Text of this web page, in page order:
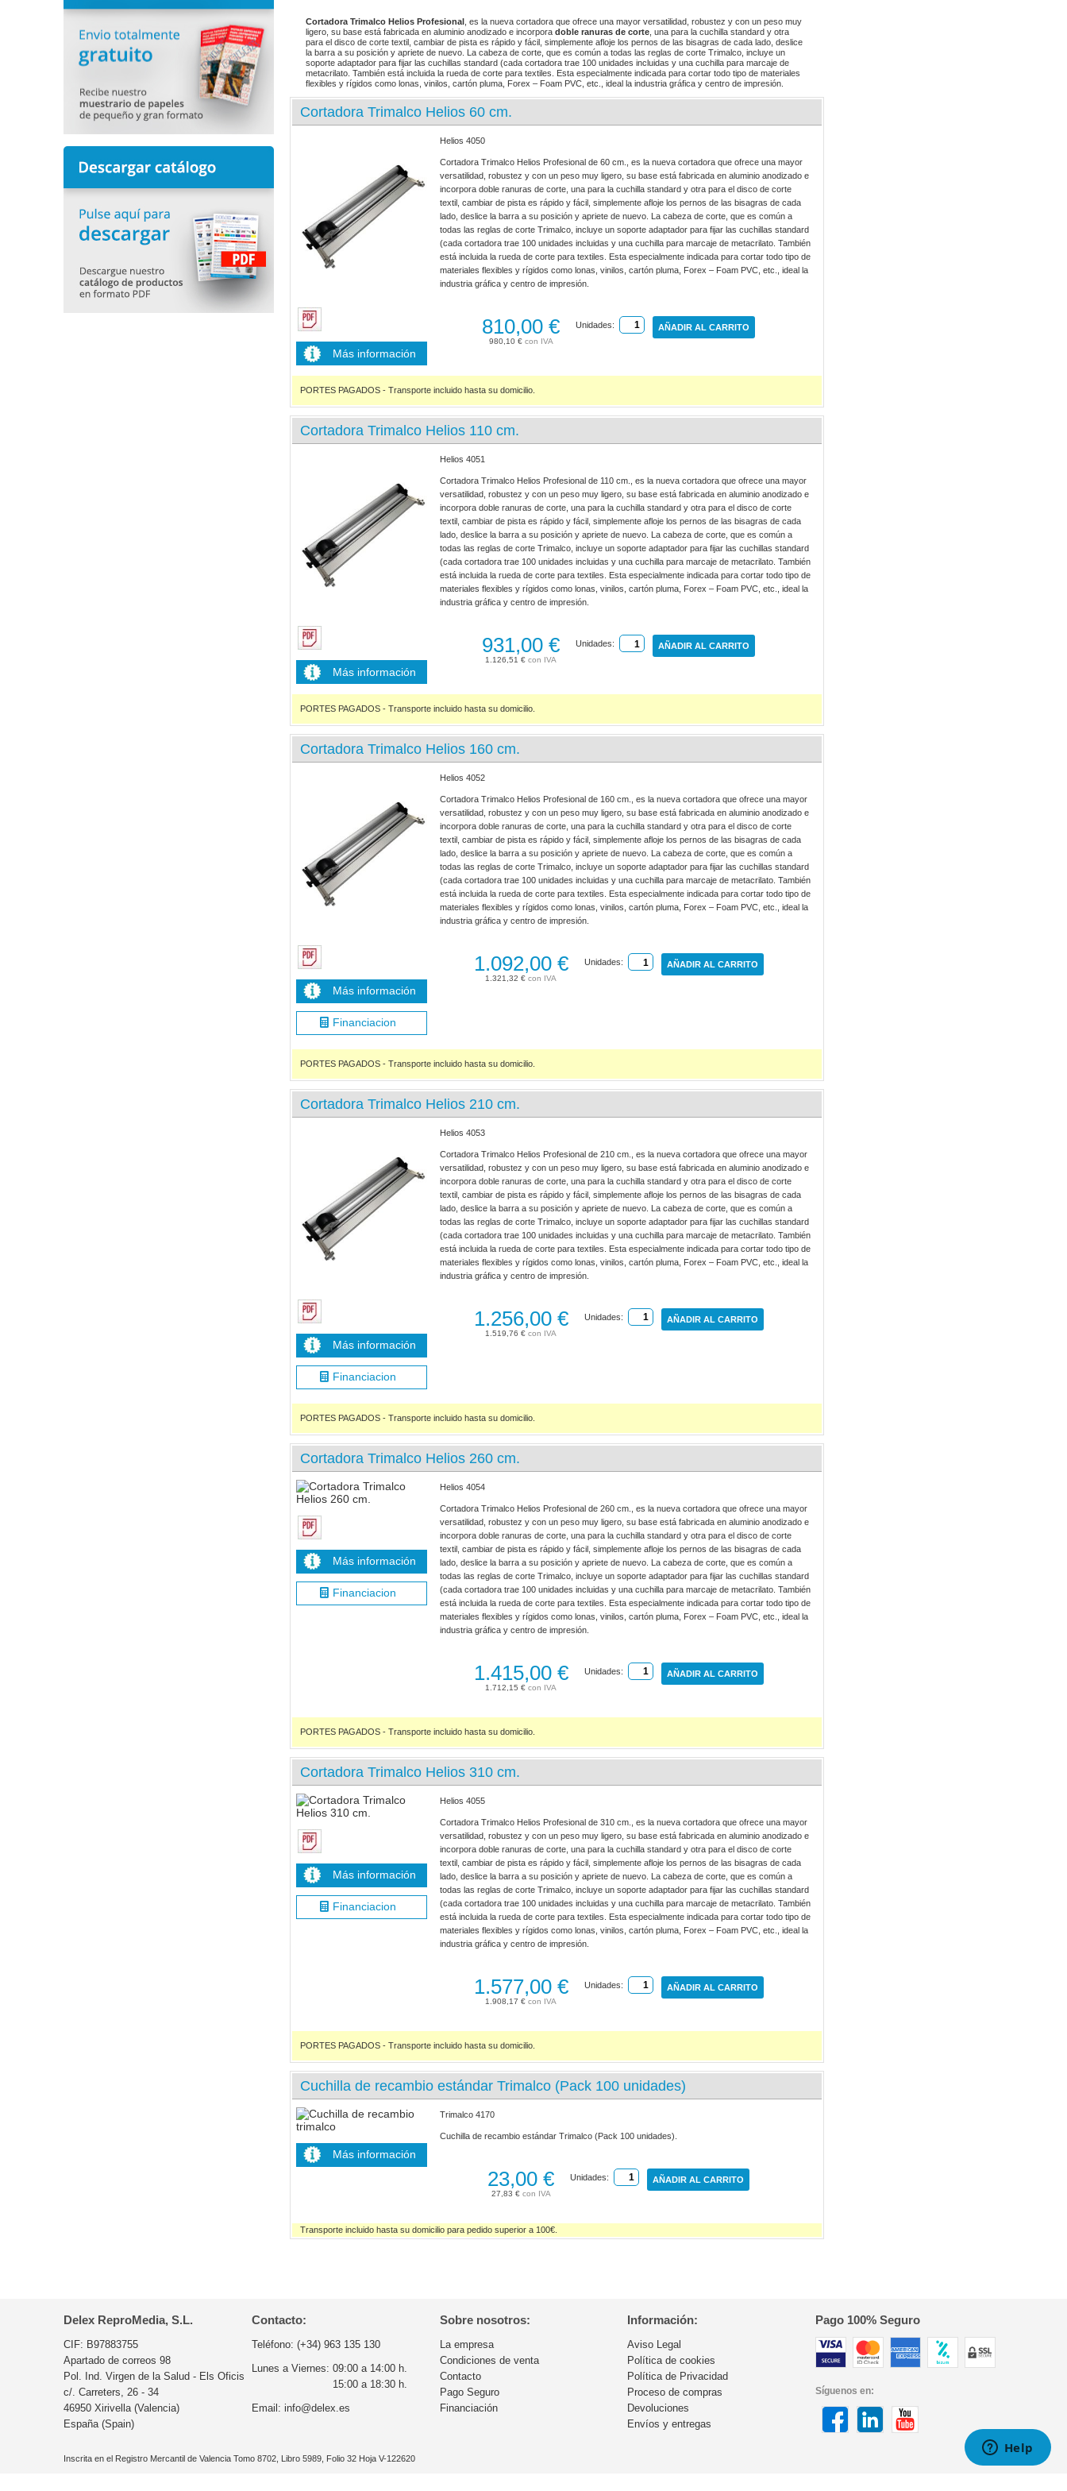
Cortadora Trimalco Helios Profesional , es la nueva cortadora que ofrece una mayor versatilidad, robustez y con un peso muy
ligero, su base está fabricada en aluminio anodizado e incorporadoble ranuras de corte , una para la cuchilla standard y otra
para el disco de corte textil, cambiar de pista es rápido y fácil, simplemente afloje los pernos de las bisagras de cada lado, deslice
la barra a su posición y apriete de nuevo. La cabeza de corte, que es común a todas las reglas de corte Trimalco, incluye un
soporte adaptador para fijar las cuchillas standard (cada cortadora trae 100 unidades incluidas y una cuchilla para marcaje de
metacrilato. También está incluida la rueda de corte para textiles. Esta especialmente indicada para cortar todo tipo de materiales
flexibles y rígidos como lonas, vinilos, cartón pluma, Forex – Foam PVC, etc., ideal la industria gráfica y centro de impresión.
Cortadora Trimalco Helios 60 cm.
Más información
Helios 4050
Cortadora Trimalco Helios Profesional de 60 cm., es la nueva cortadora que ofrece una mayor
versatilidad, robustez y con un peso muy ligero, su base está fabricada en aluminio anodizado e
incorpora doble ranuras de corte, una para la cuchilla standard y otra para el disco de corte
textil, cambiar de pista es rápido y fácil, simplemente afloje los pernos de las bisagras de cada
lado, deslice la barra a su posición y apriete de nuevo. La cabeza de corte, que es común a
todas las reglas de corte Trimalco, incluye un soporte adaptador para fijar las cuchillas standard
(cada cortadora trae 100 unidades incluidas y una cuchilla para marcaje de metacrilato. También
está incluida la rueda de corte para textiles. Esta especialmente indicada para cortar todo tipo de
materiales flexibles y rígidos como lonas, vinilos, cartón pluma, Forex – Foam PVC, etc., ideal la
industria gráfica y centro de impresión.
980,10 €
810,00 € Unidades: AÑADIR AL CARRITO
PORTES PAGADOS - Transporte incluido hasta su domicilio.
Cortadora Trimalco Helios 110 cm.
Más información
Helios 4051
Cortadora Trimalco Helios Profesional de 110 cm., es la nueva cortadora que ofrece una mayor
versatilidad, robustez y con un peso muy ligero, su base está fabricada en aluminio anodizado e
incorpora doble ranuras de corte, una para la cuchilla standard y otra para el disco de corte
textil, cambiar de pista es rápido y fácil, simplemente afloje los pernos de las bisagras de cada
lado, deslice la barra a su posición y apriete de nuevo. La cabeza de corte, que es común a
todas las reglas de corte Trimalco, incluye un soporte adaptador para fijar las cuchillas standard
(cada cortadora trae 100 unidades incluidas y una cuchilla para marcaje de metacrilato. También
está incluida la rueda de corte para textiles. Esta especialmente indicada para cortar todo tipo de
materiales flexibles y rígidos como lonas, vinilos, cartón pluma, Forex – Foam PVC, etc., ideal la
industria gráfica y centro de impresión.
1.126,51 €
931,00 € Unidades: AÑADIR AL CARRITO
PORTES PAGADOS - Transporte incluido hasta su domicilio.
Cortadora Trimalco Helios 160 cm.
Más información
Financiacion
Helios 4052
Cortadora Trimalco Helios Profesional de 160 cm., es la nueva cortadora que ofrece una mayor
versatilidad, robustez y con un peso muy ligero, su base está fabricada en aluminio anodizado e
incorpora doble ranuras de corte, una para la cuchilla standard y otra para el disco de corte
textil, cambiar de pista es rápido y fácil, simplemente afloje los pernos de las bisagras de cada
lado, deslice la barra a su posición y apriete de nuevo. La cabeza de corte, que es común a
todas las reglas de corte Trimalco, incluye un soporte adaptador para fijar las cuchillas standard
(cada cortadora trae 100 unidades incluidas y una cuchilla para marcaje de metacrilato. También
está incluida la rueda de corte para textiles. Esta especialmente indicada para cortar todo tipo de
materiales flexibles y rígidos como lonas, vinilos, cartón pluma, Forex – Foam PVC, etc., ideal la
industria gráfica y centro de impresión.
1.321,32 €
1.092,00 € Unidades: AÑADIR AL CARRITO
PORTES PAGADOS - Transporte incluido hasta su domicilio.
Cortadora Trimalco Helios 210 cm.
Más información
Financiacion
Helios 4053
Cortadora Trimalco Helios Profesional de 210 cm., es la nueva cortadora que ofrece una mayor
versatilidad, robustez y con un peso muy ligero, su base está fabricada en aluminio anodizado e
incorpora doble ranuras de corte, una para la cuchilla standard y otra para el disco de corte
textil, cambiar de pista es rápido y fácil, simplemente afloje los pernos de las bisagras de cada
lado, deslice la barra a su posición y apriete de nuevo. La cabeza de corte, que es común a
todas las reglas de corte Trimalco, incluye un soporte adaptador para fijar las cuchillas standard
(cada cortadora trae 100 unidades incluidas y una cuchilla para marcaje de metacrilato. También
está incluida la rueda de corte para textiles. Esta especialmente indicada para cortar todo tipo de
materiales flexibles y rígidos como lonas, vinilos, cartón pluma, Forex – Foam PVC, etc., ideal la
industria gráfica y centro de impresión.
1.519,76 €
1.256,00 € Unidades: AÑADIR AL CARRITO
PORTES PAGADOS - Transporte incluido hasta su domicilio.
Cortadora Trimalco Helios 260 cm.
Más información
Financiacion
Helios 4054
Cortadora Trimalco Helios Profesional de 260 cm., es la nueva cortadora que ofrece una mayor
versatilidad, robustez y con un peso muy ligero, su base está fabricada en aluminio anodizado e
incorpora doble ranuras de corte, una para la cuchilla standard y otra para el disco de corte
textil, cambiar de pista es rápido y fácil, simplemente afloje los pernos de las bisagras de cada
lado, deslice la barra a su posición y apriete de nuevo. La cabeza de corte, que es común a
todas las reglas de corte Trimalco, incluye un soporte adaptador para fijar las cuchillas standard
(cada cortadora trae 100 unidades incluidas y una cuchilla para marcaje de metacrilato. También
está incluida la rueda de corte para textiles. Esta especialmente indicada para cortar todo tipo de
materiales flexibles y rígidos como lonas, vinilos, cartón pluma, Forex – Foam PVC, etc., ideal la
industria gráfica y centro de impresión.
1.712,15 €
1.415,00 € Unidades: AÑADIR AL CARRITO
PORTES PAGADOS - Transporte incluido hasta su domicilio.
Cortadora Trimalco Helios 310 cm.
Más información
Financiacion
Helios 4055
Cortadora Trimalco Helios Profesional de 310 cm., es la nueva cortadora que ofrece una mayor
versatilidad, robustez y con un peso muy ligero, su base está fabricada en aluminio anodizado e
incorpora doble ranuras de corte, una para la cuchilla standard y otra para el disco de corte
textil, cambiar de pista es rápido y fácil, simplemente afloje los pernos de las bisagras de cada
lado, deslice la barra a su posición y apriete de nuevo. La cabeza de corte, que es común a
todas las reglas de corte Trimalco, incluye un soporte adaptador para fijar las cuchillas standard
(cada cortadora trae 100 unidades incluidas y una cuchilla para marcaje de metacrilato. También
está incluida la rueda de corte para textiles. Esta especialmente indicada para cortar todo tipo de
materiales flexibles y rígidos como lonas, vinilos, cartón pluma, Forex – Foam PVC, etc., ideal la
industria gráfica y centro de impresión.
1.908,17 €
1.577,00 € Unidades: AÑADIR AL CARRITO
PORTES PAGADOS - Transporte incluido hasta su domicilio.
Cuchilla de recambio estándar Trimalco (Pack 100 unidades)
Más información
Trimalco 4170
Cuchilla de recambio estándar Trimalco (Pack 100 unidades).
27,83 €
23,00 € Unidades: AÑADIR AL CARRITO
Transporte incluido hasta su domicilio para pedido superior a 100€.
Delex ReproMedia, S.L.
CIF: B97883755
Apartado de correos 98
Pol. Ind. Virgen de la Salud - Els Oficis
c/. Carreters, 26 - 34
46950 Xirivella (Valencia)
España (Spain)
Contacto:
Teléfono: (+34) 963 135 130
Lunes a Viernes: 09:00 a 14:00 h.
15:00 a 18:30 h.
Email: info@delex.es
Sobre nosotros:
La empresa
Condiciones de venta
Contacto
Pago Seguro
Financiación
Información:
Aviso Legal
Política de cookies
Política de Privacidad
Proceso de compras
Devoluciones
Envíos y entregas
Pago 100% Seguro
Síguenos en:
Inscrita en el Registro Mercantil de Valencia Tomo 8702, Libro 5989, Folio 32 Hoja V-122620